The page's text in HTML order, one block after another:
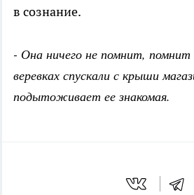
в сознание.
- Она ничего не помнит, помнит
веревках спускали с крыши
подытоживает ее знакомая.